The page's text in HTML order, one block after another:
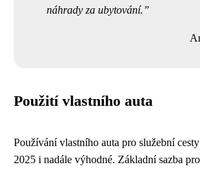
náhrady za ubytování.
Použití vlastního auta
Používání vlastního auta pro služební
2025 i nadále výhodné. Základní sazba